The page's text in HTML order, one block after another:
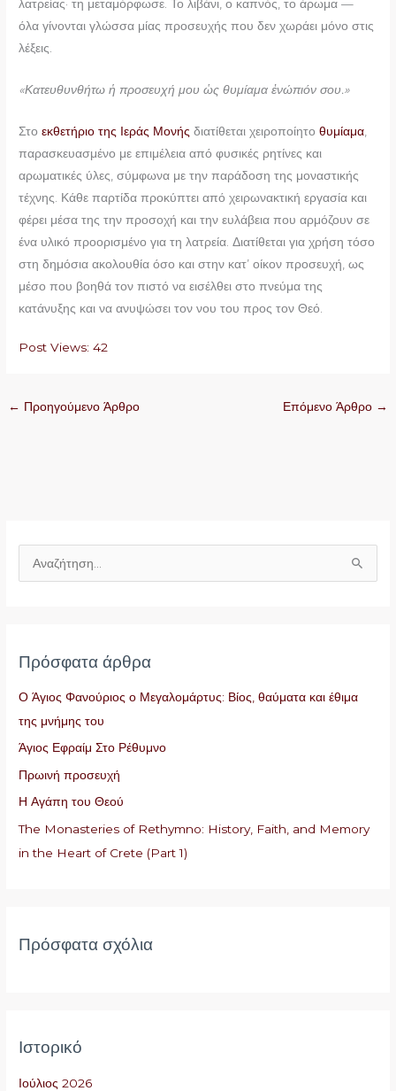
λατρείας· τη μεταμόρφωσε. Το λιβάνι, ο καπνός, το άρωμα —
όλα γίνονται γλώσσα μίας προσευχής που δεν χωράει μόνο στις
λέξεις.
«Κατευθυνθήτω ἡ προσευχή μου ὡς θυμίαμα ἐνώπιόν σου.»
Στο εκθετήριο της Ιεράς Μονής διατίθεται χειροποίητοθυμίαμα
παρασκευασμένο με επιμέλεια από φυσικές ρητίνες και
αρωματικές ύλες, σύμφωνα με την παράδοση της μοναστικής
τέχνης. Κάθε παρτίδα προκύπτει από χειρωνακτική εργασία και
φέρει μέσα της την προσοχή και την ευλάβεια που αρμόζουν σε
ένα υλικό προορισμένο για τη λατρεία. Διατίθεται για χρήση τόσο
στη δημόσια ακολουθία όσο και στην κατ’ οίκον προσευχή, ως
μέσο που βοηθά τον πιστό να εισέλθει στο πνεύμα της
κατάνυξης και να ανυψώσει τον νου του προς τον Θεό.
Post Views: 42
← Προηγούμενο Άρθρο Επόμενο Άρθρο →
ή
γ
ι
α
:
Πρόσφατα άρθρα
Ο Άγιος Φανούριος ο Μεγαλομάρτυς: Βίος, θαύματα και έθιμα
της μνήμης του
Άγιος Εφραίμ Στο Ρέθυμνο
Πρωινή προσευχή
Η Αγάπη του Θεού
The Monasteries of Rethymno: History, Faith, and Memory
in the Heart of Crete (Part 1)
Πρόσφατα σχόλια
Ιστορικό
Ιούλιος 2026